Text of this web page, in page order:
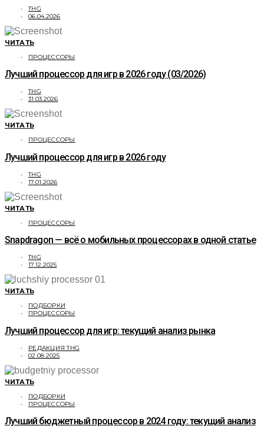
THG
06.04.2026
ЧИТАТЬ
ПРОЦЕССОРЫ
Лучший процессор для игр в 2026 году (03/2026)
THG
31.03.2026
ЧИТАТЬ
ПРОЦЕССОРЫ
Лучший процессор для игр в 2026 году
THG
17.01.2026
ЧИТАТЬ
ПРОЦЕССОРЫ
Snapdragon — всё о мобильных процессорах в одной статье
THG
17.12.2025
ЧИТАТЬ
ПОДБОРКИ
ПРОЦЕССОРЫ
Лучший процессор для игр: текущий анализ рынка
РЕДАКЦИЯ THG
02.08.2025
ЧИТАТЬ
ПОДБОРКИ
ПРОЦЕССОРЫ
Лучший бюджетный процессор в 2024 году: текущий анализ